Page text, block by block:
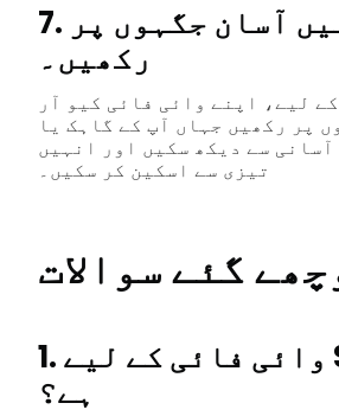
7. انہیں آسان جگہوں پر
رکھیں۔
لیے، اپنے وائی فائی کیو آر
پر رکھیں جہاں آپ کے گاہک یا
آسانی سے دیکھ سکیں اور انہیں
تیزی سے اسکین کر سکیں۔
گئے سوالات
1. وائی فائی کے لیے SSID کیا
ہے؟